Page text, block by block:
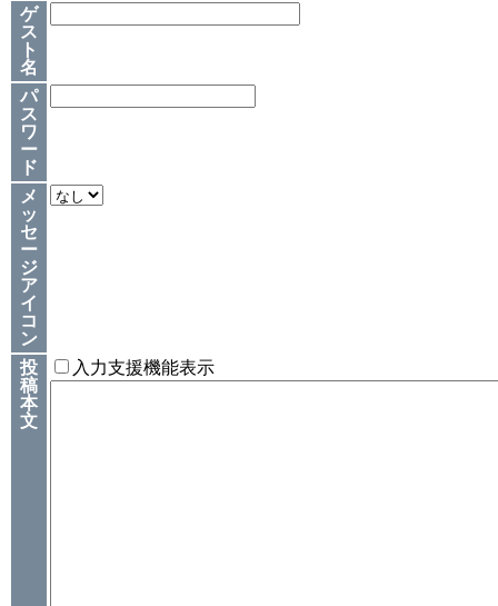
ゲ
ス
ト
名
パ
ス
ワ
ー
ド
メ
ッ
セ
ー
ジ
ア
イ
コ
ン
投
稿
本
文
入力支援機能表示